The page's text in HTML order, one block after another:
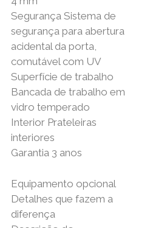
Segurança Sistema de
segurança para abertura
acidental da porta,
comutável com UV
Superfície de trabalho
Bancada de trabalho em
vidro temperado
Interior Prateleiras
interiores
Garantia 3 anos
Equipamento opcional
Detalhes que fazem a
diferença